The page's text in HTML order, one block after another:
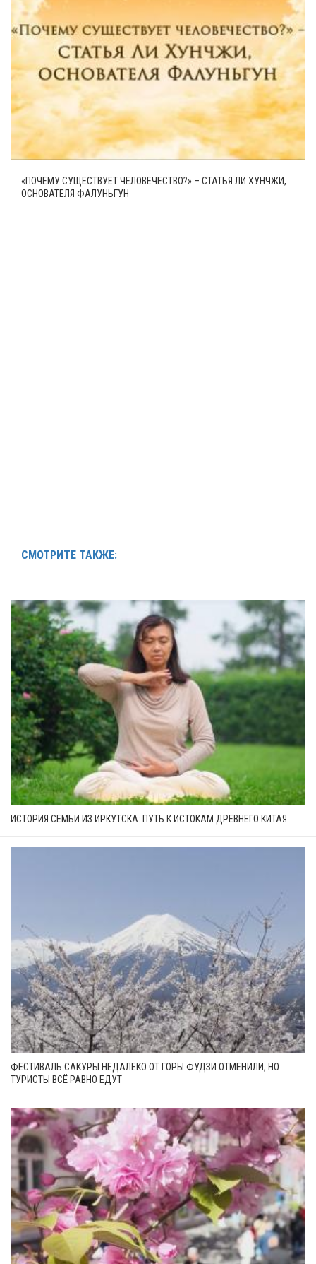
«ПОЧЕМУ СУЩЕСТВУЕТ ЧЕЛОВЕЧЕСТВО?» – СТАТЬЯ ЛИ ХУНЧЖИ,
ОСНОВАТЕЛЯ ФАЛУНЬГУН
СМОТРИТЕ ТАКЖЕ:
ИСТОРИЯ СЕМЬИ ИЗ ИРКУТСКА: ПУТЬ К ИСТОКАМ ДРЕВНЕГО КИТАЯ
ФЕСТИВАЛЬ САКУРЫ НЕДАЛЕКО ОТ ГОРЫ ФУДЗИ ОТМЕНИЛИ, НО
ТУРИСТЫ ВСЁ РАВНО ЕДУТ